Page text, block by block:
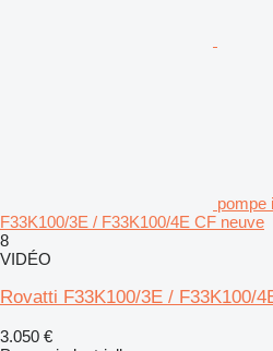
pompe
F33K100/3E / F33K100/4E CF neuve
8
VIDÉO
Rovatti F33K100/3E / F33K100/
3.050 €